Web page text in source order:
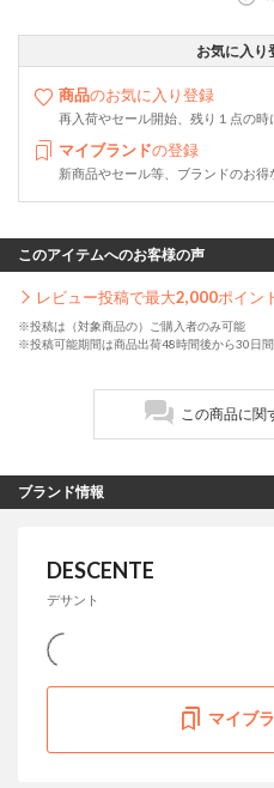
お気に入り
商品のお気に入り登録
再入荷やセール開始、残り１点の
マイブランドの登録
新商品やセール等、ブランドのお
このアイテムへのお客様の声
レビュー投稿で最大2,000ポイン
※投稿は（対象商品の）ご購入者のみ可能
※投稿可能期間は商品出荷48時間後から30日
この商品に関
ブランド情報
DESCENTE
デサント
マイブ